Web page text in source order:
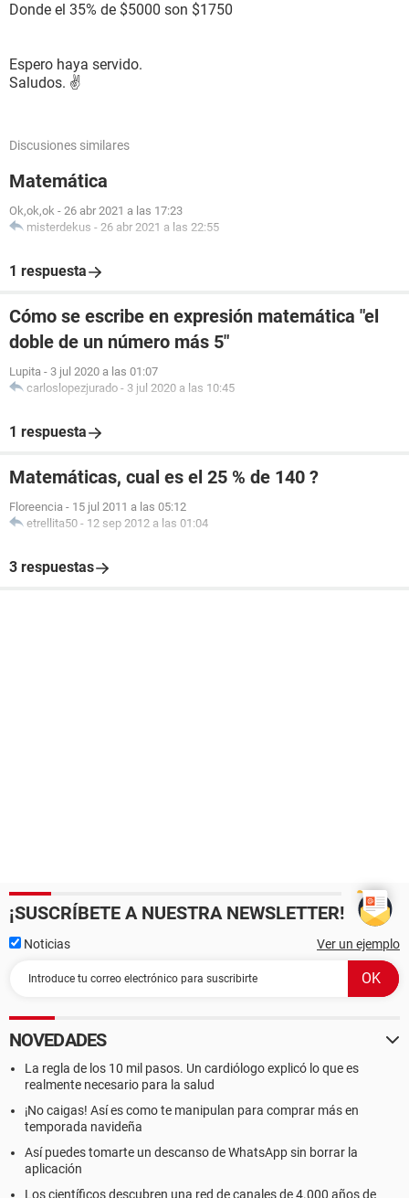
Donde el 35% de $5000 son $1750
Espero haya servido.
Saludos. ✌
Discusiones similares
Matemática
Ok,ok,ok - 26 abr 2021 a las 17:23
misterdekus - 26 abr 2021 a las 22:55
1 respuesta
Cómo se escribe en expresión matemática "el
doble de un número más 5"
Lupita - 3 jul 2020 a las 01:07
carloslopezjurado - 3 jul 2020 a las 10:45
1 respuesta
Matemáticas, cual es el 25 % de 140 ?
Floreencia - 15 jul 2011 a las 05:12
etrellita50 - 12 sep 2012 a las 01:04
3 respuestas
¡SUSCRÍBETE A NUESTRA NEWSLETTER!
Noticias Ver un ejemplo
NOVEDADES
La regla de los 10 mil pasos. Un cardiólogo explicó lo que es
realmente necesario para la salud
¡No caigas! Así es como te manipulan para comprar más en
temporada navideña
Así puedes tomarte un descanso de WhatsApp sin borrar la
aplicación
Los científicos descubren una red de canales de 4.000 años de